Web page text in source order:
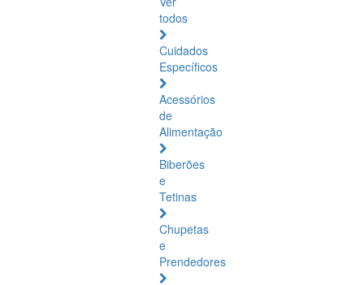
todos
Cuidados
Específicos
Acessórios
de
Alimentação
Biberões
e
Tetinas
Chupetas
e
Prendedores